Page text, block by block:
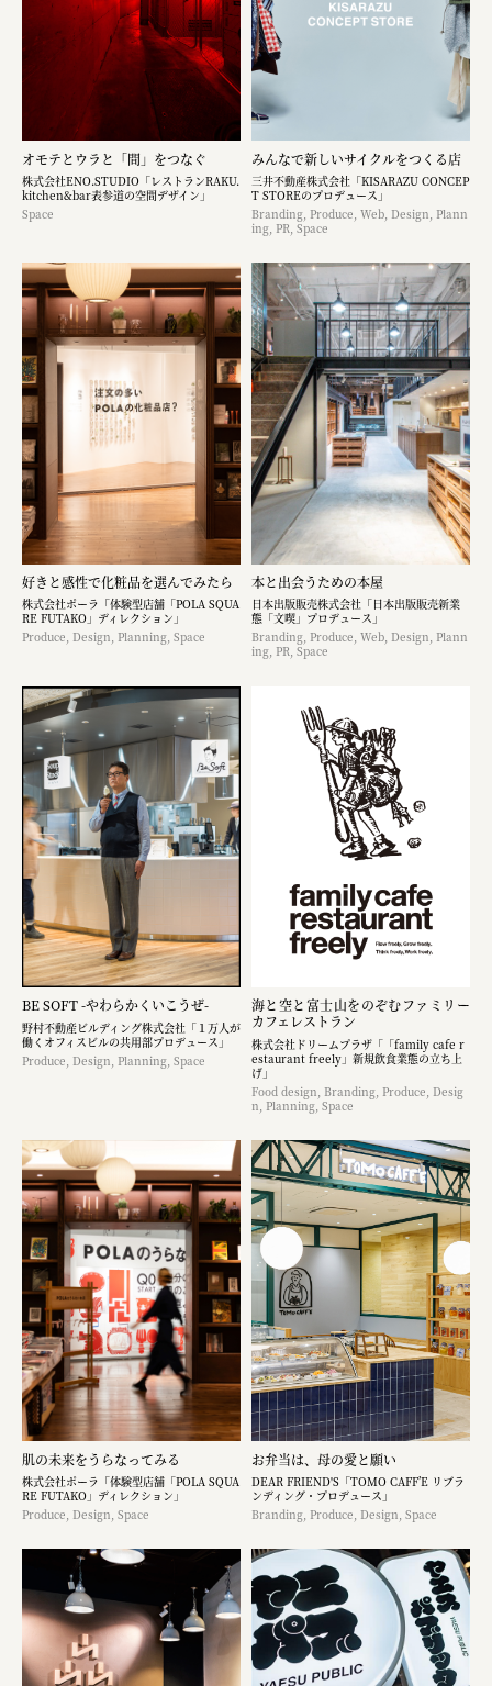
オモテとウラと「間」をつなぐ
株式会社ENO.STUDIO「レストランRAKU.
kitchen&bar表参道の空間デザイン」
Space
みんなで新しいサイクルをつくる店
三井不動産株式会社「KISARAZU CONCEP
T STOREのプロデュース」
Branding, Produce, Web, Design, Plann
ing, PR, Space
好きと感性で化粧品を選んでみたら
株式会社ポーラ「体験型店舗「POLA SQUA
RE FUTAKO」ディレクション」
Produce, Design, Planning, Space
本と出会うための本屋
日本出版販売株式会社「日本出版販売新業
態「文喫」プロデュース」
Branding, Produce, Web, Design, Plann
ing, PR, Space
BE SOFT -やわらかくいこうぜ-
野村不動産ビルディング株式会社「１万人が
働くオフィスビルの共用部プロデュース」
Produce, Design, Planning, Space
海と空と富士山をのぞむファミリー
カフェレストラン
株式会社ドリームプラザ「「family cafe r
estaurant freely」新規飲食業態の立ち上
げ」
Food design, Branding, Produce, Desig
n, Planning, Space
肌の未来をうらなってみる
株式会社ポーラ「体験型店舗「POLA SQUA
RE FUTAKO」ディレクション」
Produce, Design, Space
お弁当は、母の愛と願い
DEAR FRIEND'S「TOMO CAFF’E リブラ
ンディング・プロデュース」
Branding, Produce, Design, Space